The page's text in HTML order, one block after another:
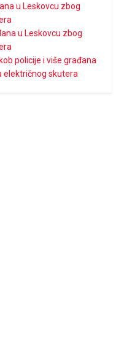
u Leskovcu zbog
u Leskovcu zbog
policije i više građana
električnog skutera